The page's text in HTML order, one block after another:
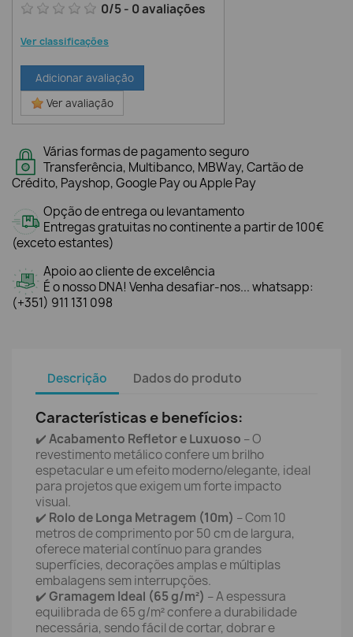
0/5- 0avaliações
Ver classificações
Adicionar avaliação
Ver avaliação
Várias formas de pagamento seguro
Transferência, Multibanco, MBWay, Cartão de
Crédito, Payshop, Google Pay ou Apple Pay
Opção de entrega ou levantamento
Entregas gratuitas no continente a partir de 100€
(exceto estantes)
Apoio ao cliente de excelência
É o nosso DNA! Venha desafiar-nos... whatsapp:
(+351) 911 131 098
Descrição Dados do produto
Características e benefícios:
✔️Acabamento Refletor e Luxuoso – O
revestimento metálico confere um brilho
espetacular e um efeito moderno/elegante, ideal
para projetos que exigem um forte impacto
visual.
✔️ Rolo de Longa Metragem (10m) – Com 10
metros de comprimento por 50 cm de largura,
oferece material contínuo para grandes
superfícies, decorações amplas e múltiplas
embalagens sem interrupções.
✔️Gramagem Ideal (65 g/m²) – A espessura
equilibrada de 65 g/m² confere a durabilidade
necessária, sendo fácil de cortar, dobrar e